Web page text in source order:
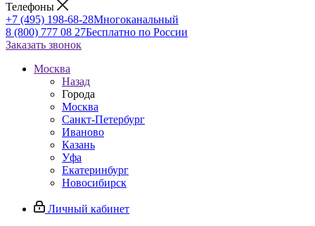
Телефоны
+7 (495) 198-68-28Многоканальный
8 (800) 777 08 27Бесплатно по России
Заказать звонок
Москва
Назад
Города
Москва
Санкт-Петербург
Иваново
Казань
Уфа
Екатеринбург
Новосибирск
Личный кабинет